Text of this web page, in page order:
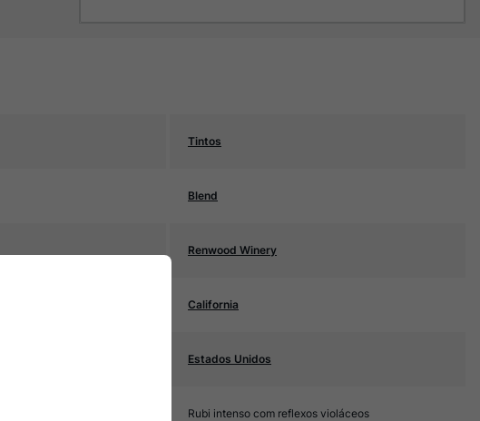
Tintos
Blend
Renwood Winery
California
Estados Unidos
Rubi intenso com reflexos violáceos